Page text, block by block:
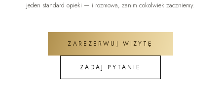
jeden standard opieki — i rozmowa, zanim cokolwiek zaczniemy.
ZAREZERWUJ WIZYTĘ
ZADAJ PYTANIE